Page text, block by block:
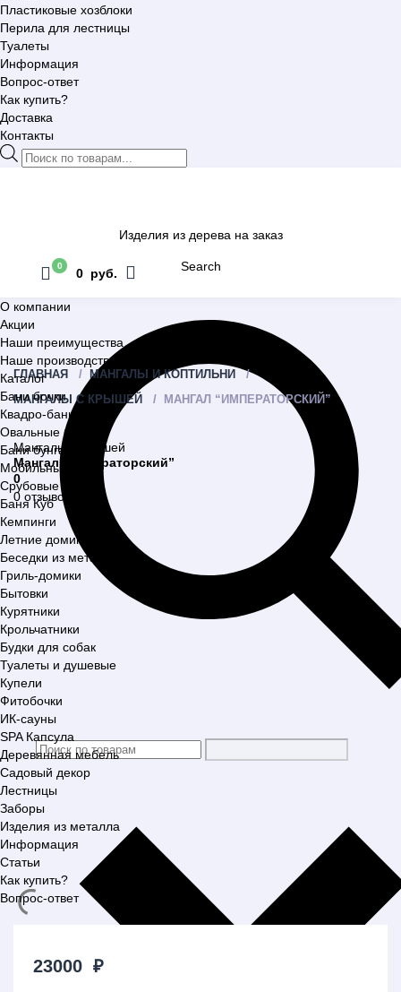
Пластиковые хозблоки
Перила для лестницы
Туалеты
Информация
Вопрос-ответ
Как купить?
Доставка
Контакты
Поиск
товаров
Изделия из дерева на заказ
Search
0
0 руб.
О компании
Акции
Наши преимущества
Наше производство
Каталог
Бани бочки
Квадро-бани
Овальные бани
Бани бунгало
Мобильные бани
Срубовые бани
Баня Куб
Кемпинги
Летние домики
Беседки из металла
Гриль-домики
Бытовки
Курятники
Крольчатники
Будки для собак
Туалеты и душевые
Купели
Фитобочки
ИК-сауны
SPA Капсула
Деревянная мебель
Садовый декор
Лестницы
Заборы
Изделия из металла
Информация
Статьи
Как купить?
Вопрос-ответ
ГЛАВНАЯ
МАНГАЛЫ И КОПТИЛЬНИ
МАНГАЛЫ С КРЫШЕЙ
МАНГАЛ “ИМПЕРАТОРСКИЙ”
Мангалы с крышей
Мангал “Императорский”
0
0 отзывов
23000 ₽